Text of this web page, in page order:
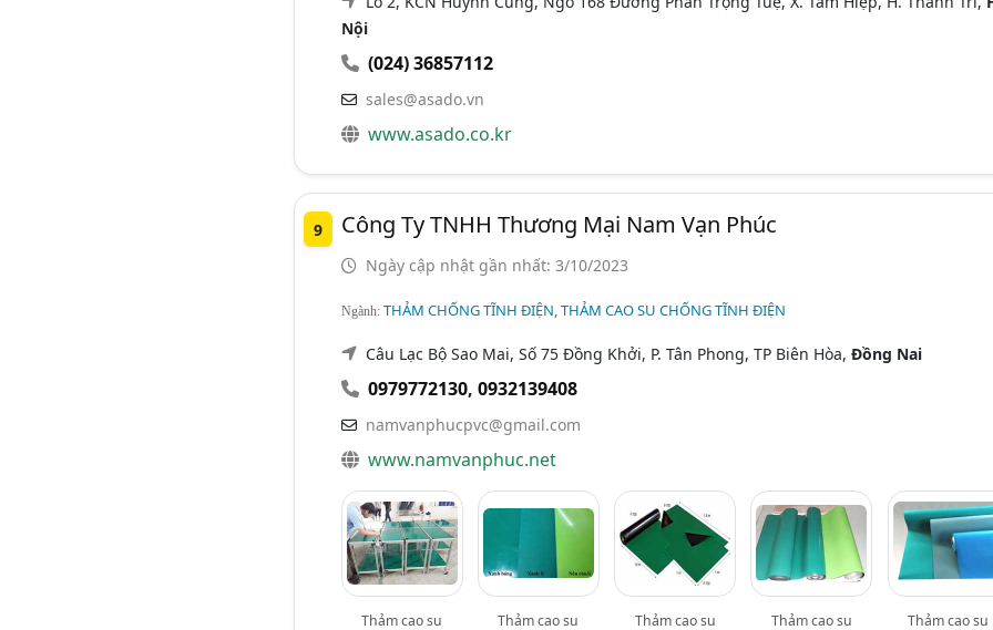
Nội
(024) 36857112
sales@asado.vn
www.asado.co.kr
9 Công Ty TNHH Thương Mại Nam Vạn Phúc
Ngày cập nhật gần nhất: 3/10/2023
Ngành: THẢM CHỐNG TĨNH ĐIỆN, THẢM CAO SU CHỐNG TĨNH ĐIỆN
Câu Lạc Bộ Sao Mai, Số 75 Đồng Khởi, P. Tân Phong, TP Biên Hòa, Đồng Nai
0979772130, 0932139408
namvanphucpvc@gmail.com
www.namvanphuc.net
Thảm cao su Thảm cao su Thảm cao su Thảm cao su Thảm cao su